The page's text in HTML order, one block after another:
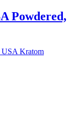
Powdered,
USA Kratom